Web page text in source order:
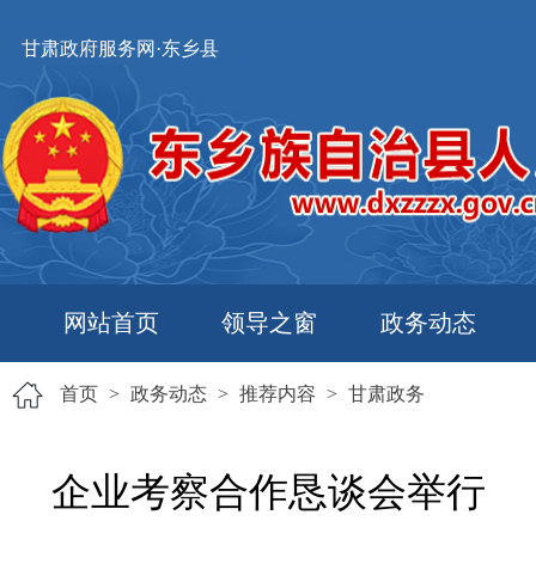
甘肃政府服务网·东乡县
网站首页 领导之窗 政务动态
首页 > 政务动态 > 推荐内容 > 甘肃政务
企业考察合作恳谈会举行